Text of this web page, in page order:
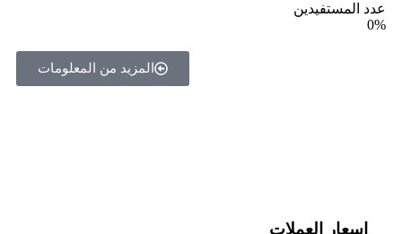
عدد المستفيدين
0%
المزيد من المعلومات
اسعار العملات